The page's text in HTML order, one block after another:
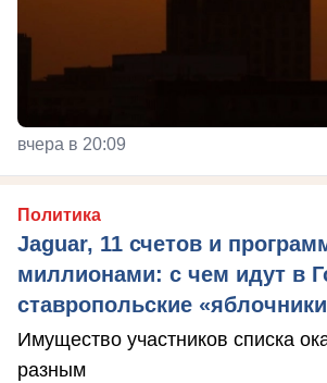
вчера в 20:09
Политика
Jaguar, 11 счетов и
миллионами: с чем идут в
ставропольские
Имущество участников списка
разным